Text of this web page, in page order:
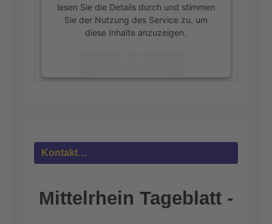
lesen Sie die Details durch und stimmen
Sie der Nutzung des Service zu, um
diese Inhalte anzuzeigen.
Kontakt…
Mittelrhein Tageblatt -